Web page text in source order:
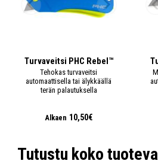
Turvaveitsi PHC Rebel™
Tehokas turvaveitsi
automaattisella tai älykkäällä
terän palautuksella
Alkaen 10,50€
Tutustu koko